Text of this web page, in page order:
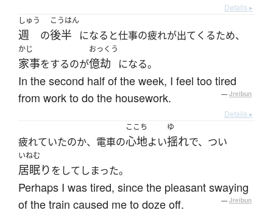
Details ▸
しゅう
週 の
こうはん
後半 になると仕事の疲れが出てくるため、
かじ
家事をするのが
おっくう
億劫 になる。
In the second half of the week, I feel too tired
from work to do the housework.
— Jreibun
Details ▸
疲れていたのか、電車の
ここち
心地よい
ゆ
揺れで、つい
いねむ
居眠りをしてしまった。
Perhaps I was tired, since the pleasant swaying
of the train caused me to doze off.
— Jreibun